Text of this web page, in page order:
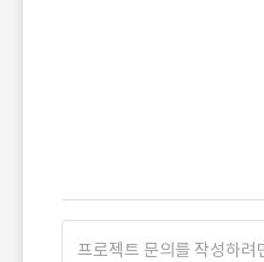
프로젝트 문의를 작성하려